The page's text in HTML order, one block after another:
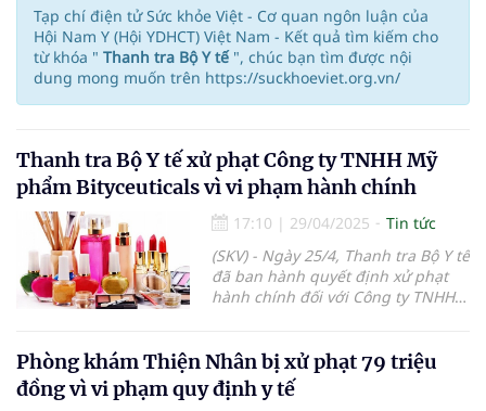
Tạp chí điện tử Sức khỏe Việt - Cơ quan ngôn luận của
Hội Nam Y (Hội YDHCT) Việt Nam - Kết quả tìm kiếm cho
từ khóa " Thanh tra Bộ Y tế ", chúc bạn tìm được nội
dung mong muốn trên https://suckhoeviet.org.vn/
Thanh tra Bộ Y tế xử phạt Công ty TNHH Mỹ
phẩm Bityceuticals vì vi phạm hành chính
17:10 | 29/04/2025
Tin tức
(SKV) - Ngày 25/4, Thanh tra Bộ Y tế
đã ban hành quyết định xử phạt
hành chính đối với Công ty TNHH
Hồ, TP Hà Nội. Người đại diện theo
pháp luật của công ty là ông
Nguyễn Minh Lý – Giám đốc.
Phòng khám Thiện Nhân bị xử phạt 79 triệu
đồng vì vi phạm quy định y tế